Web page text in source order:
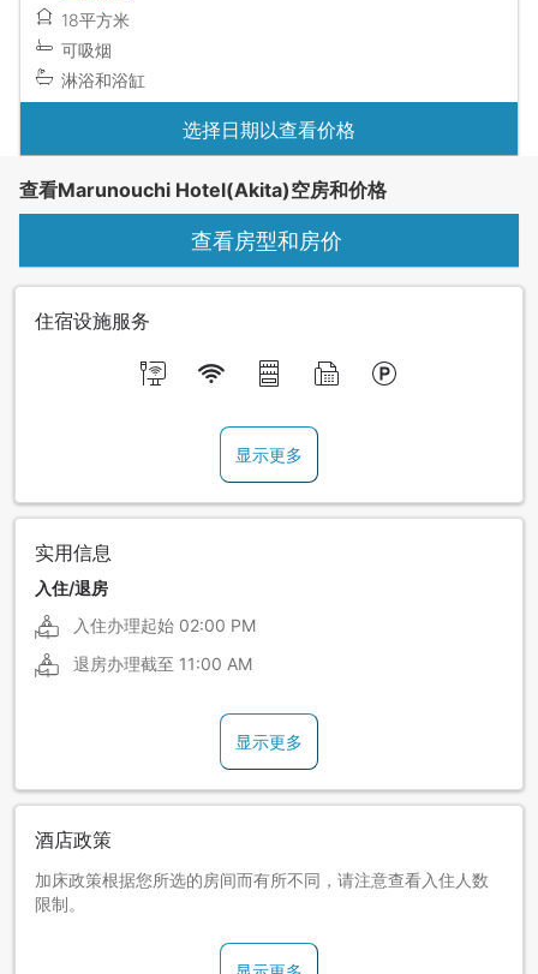
18平方米
可吸烟
淋浴和浴缸
选择日期以查看价格
查看Marunouchi Hotel(Akita)空房和价格
查看房型和房价
住宿设施服务
显示更多
实用信息
入住/退房
入住办理起始 02:00 PM
退房办理截至 11:00 AM
显示更多
酒店政策
加床政策根据您所选的房间而有所不同，请注意查看入住人数
限制。